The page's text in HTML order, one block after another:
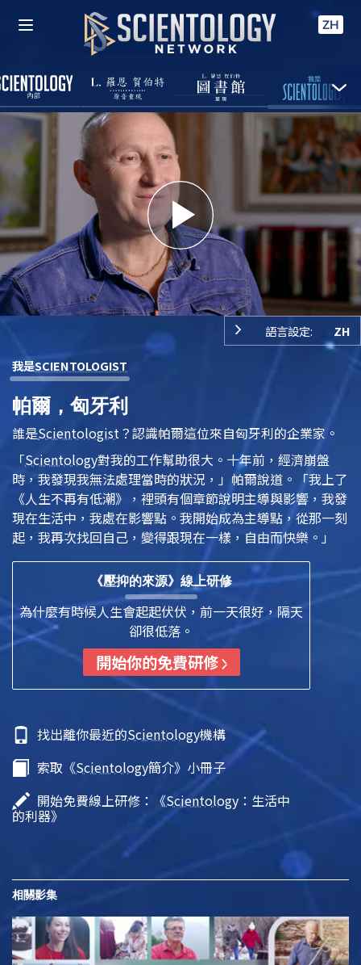
ZH
Play
Video
語言設定: ZH
我是SCIENTOLOGIST
帕爾，匈牙利
誰是Scientologist ？認識帕爾這位來自匈牙利的企業家。
「Scientology對我的工作幫助很大。十年前，經濟崩盤
時，我發現我無法處理當時的狀況，」帕爾說道。「我上了
《人生不再有低潮》，裡頭有個章節說明主導與影響，我發
現在生活中，我處在影響點。我開始成為主導點，從那一刻
起，我再次找回自己，變得跟現在一樣，自由而快樂。」
《壓抑的來源》線上研修
為什麼有時候人生會起起伏伏，前一天很好，隔天
卻很低落。
開始你的免費研修
找出離你最近的Scientology機構
索取《Scientology簡介》小冊子
開始免費線上研修：《Scientology ：生活中
的利器》
相關影集